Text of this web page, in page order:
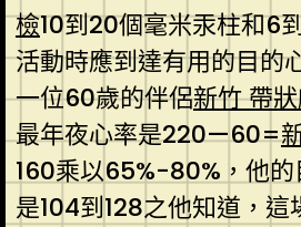
檢10到20個毫米汞柱和6
活動時應到達有用的目的
一位60歲的伴侶新竹 帶
最年夜心率是220—60=
160乘以65%-80%，他
是104到128之他知道，這